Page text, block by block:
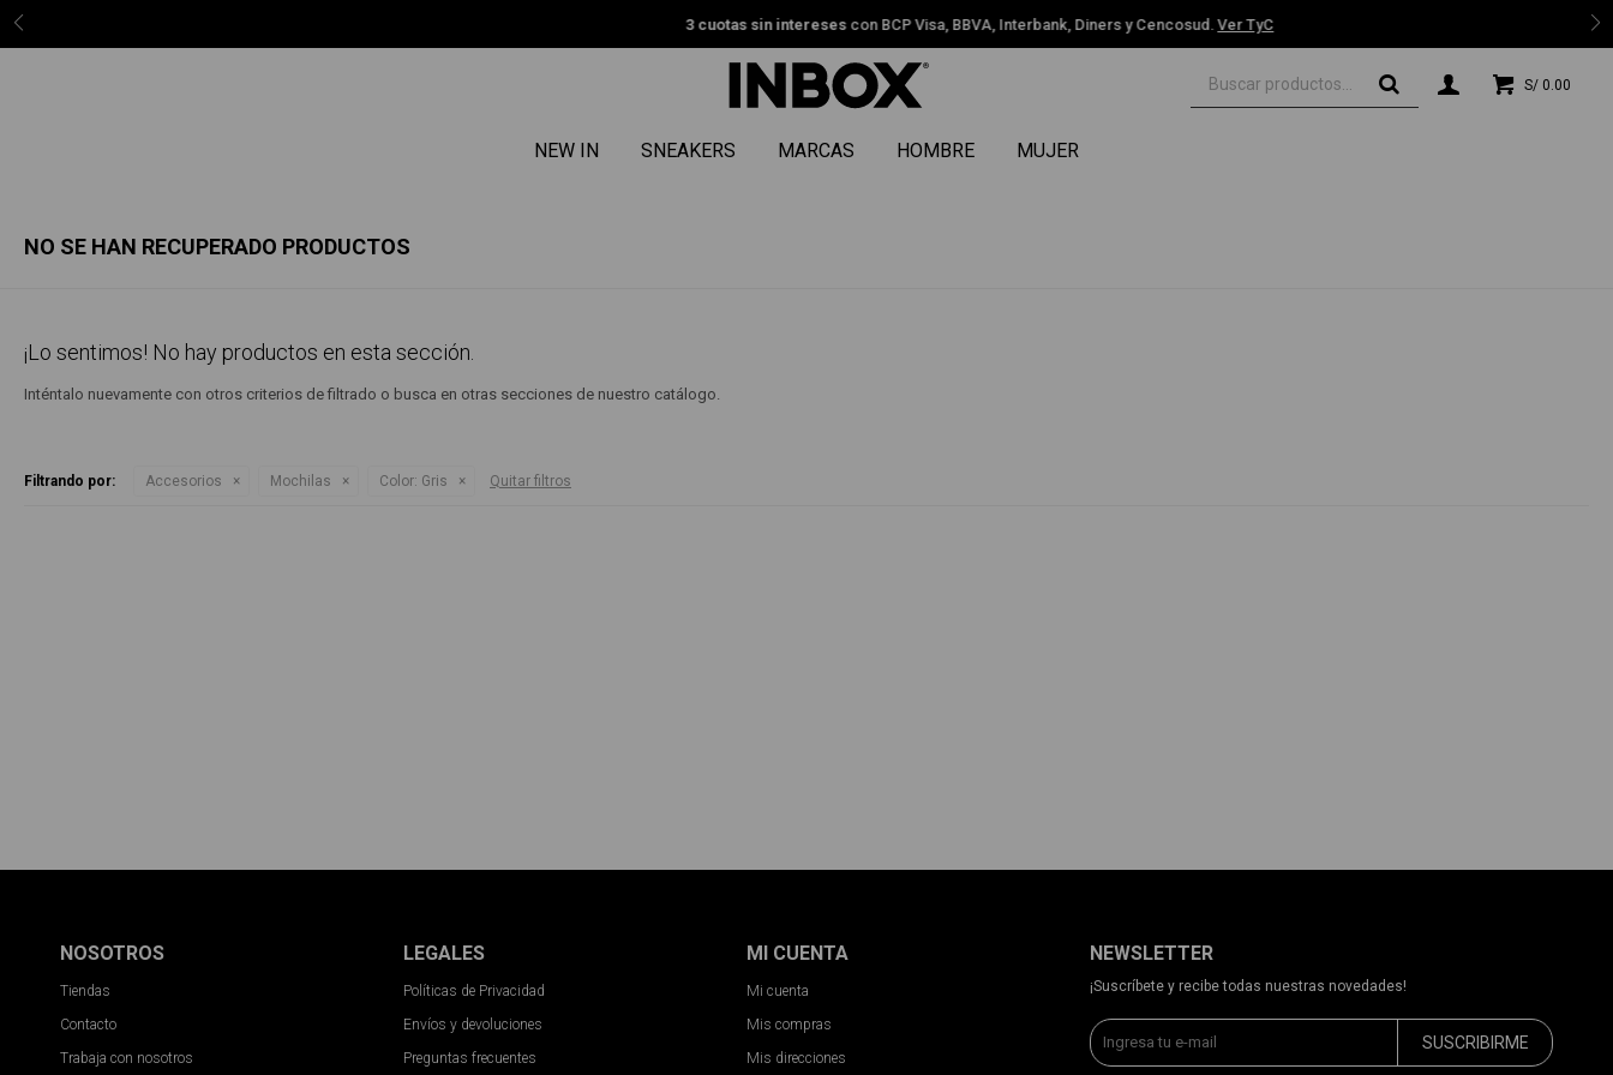
con BCP Visa, BBVA, Interbank, Diners y Cencosud.Ver TyC
NEW IN SNEAKERS MARCAS HOMBRE MUJER
S/ 0.00
NO SE HAN RECUPERADO PRODUCTOS
¡Lo sentimos! No hay productos en esta sección.
Inténtalo nuevamente con otros criterios de filtrado o busca en otras secciones de nuestro catálogo.
Filtrando por: Accesorios Mochilas Color: Gris Quitar filtros
NOSOTROS
Tiendas
Contacto
Trabaja con nosotros
LEGALES
Políticas de Privacidad
Envíos y devoluciones
Preguntas frecuentes
MI CUENTA
Mi cuenta
Mis compras
Mis direcciones
NEWSLETTER
¡Suscríbete y recibe todas nuestras novedades!
SUSCRIBIRME